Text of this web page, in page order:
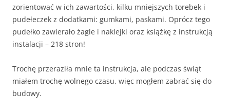
zorientować w ich zawartości, kilku mniejszych torebek i
pudełeczek z dodatkami: gumkami, paskami. Oprócz tego
pudełko zawierało żagle i naklejki oraz książkę z instrukcją
instalacji – 218 stron!
Trochę przeraziła mnie ta instrukcja, ale podczas świąt
miałem trochę wolnego czasu, więc mogłem zabrać się do
budowy.